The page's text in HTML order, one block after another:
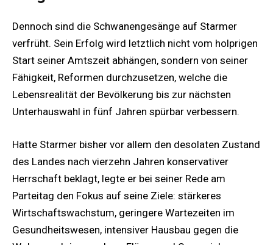
Dennoch sind die Schwanengesänge auf Starmer
verfrüht. Sein Erfolg wird letztlich nicht vom holprigen
Start seiner Amtszeit abhängen, sondern von seiner
Fähigkeit, Reformen durchzusetzen, welche die
Lebensrealität der Bevölkerung bis zur nächsten
Unterhauswahl in fünf Jahren spürbar verbessern.
Hatte Starmer bisher vor allem den desolaten Zustand
des Landes nach vierzehn Jahren konservativer
Herrschaft beklagt, legte er bei seiner Rede am
Parteitag den Fokus auf seine Ziele: stärkeres
Wirtschaftswachstum, geringere Wartezeiten im
Gesundheitswesen, intensiver Hausbau gegen die